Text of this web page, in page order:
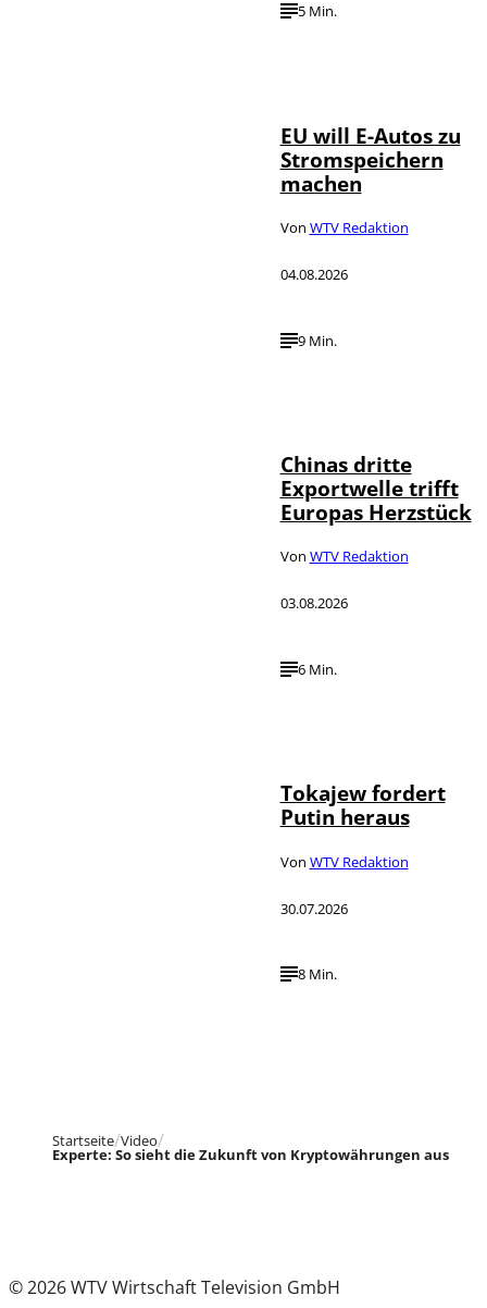
5 Min.
EU will E-Autos zu
Stromspeichern
machen
Von WTV Redaktion
04.08.2026
9 Min.
Chinas dritte
Exportwelle trifft
Europas Herzstück
Von WTV Redaktion
03.08.2026
6 Min.
Tokajew fordert
Putin heraus
Von WTV Redaktion
30.07.2026
8 Min.
Startseite Video
Experte: So sieht die Zukunft von Kryptowährungen aus
© 2026 WTV Wirtschaft Television GmbH